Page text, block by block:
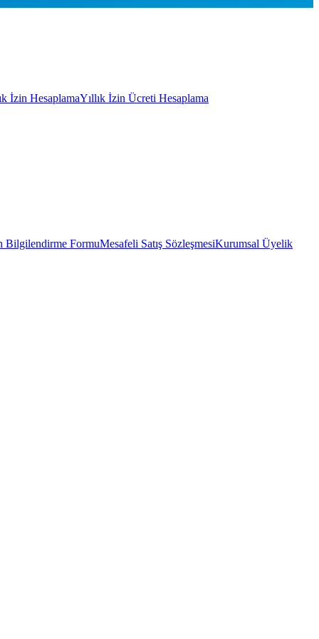
İzin HesaplamaYıllık İzin Ücreti Hesaplama
Bilgilendirme FormuMesafeli Satış SözleşmesiKurumsal Üyelik